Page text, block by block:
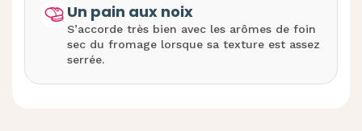
Un pain aux noix
S’accorde très bien avec les arômes de foin
sec du fromage lorsque sa texture est assez
serrée.